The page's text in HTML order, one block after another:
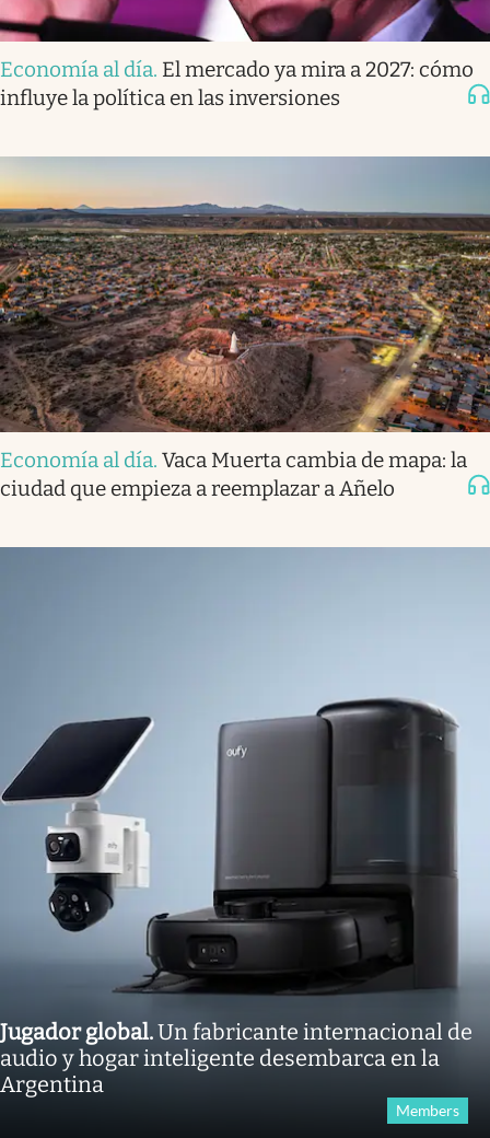
Economía al día. El mercado ya mira a 2027: cómo
influye la política en las inversiones
Economía al día. Vaca Muerta cambia de mapa: la
ciudad que empieza a reemplazar a Añelo
Jugador global.Un fabricante internacional de
audio y hogar inteligente desembarca en la
Argentina
Members